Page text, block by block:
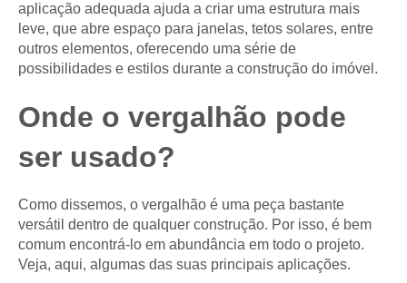
aplicação adequada ajuda a criar uma estrutura mais
leve, que abre espaço para janelas, tetos solares, entre
outros elementos, oferecendo uma série de
possibilidades e estilos durante a construção do imóvel.
Onde o vergalhão pode
ser usado?
Como dissemos, o vergalhão é uma peça bastante
versátil dentro de qualquer construção. Por isso, é bem
comum encontrá-lo em abundância em todo o projeto.
Veja, aqui, algumas das suas principais aplicações.